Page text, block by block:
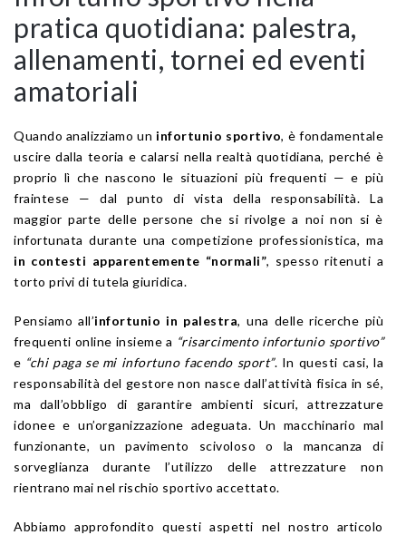
pratica quotidiana: palestra,
allenamenti, tornei ed eventi
amatoriali
Quando analizziamo un infortunio sportivo, è fondamentale
uscire dalla teoria e calarsi nella realtà quotidiana, perché è
proprio lì che nascono le situazioni più frequenti — e più
fraintese — dal punto di vista della responsabilità. La
maggior parte delle persone che si rivolge a noi non si è
infortunata durante una competizione professionistica, ma
in contesti apparentemente “normali”, spesso ritenuti a
torto privi di tutela giuridica.
Pensiamo all’infortunio in palestra, una delle ricerche più
frequenti online insieme a “risarcimento infortunio sportivo”
e “chi paga se mi infortuno facendo sport”. In questi casi, la
responsabilità del gestore non nasce dall’attività fisica in sé,
ma dall’obbligo di garantire ambienti sicuri, attrezzature
idonee e un’organizzazione adeguata. Un macchinario mal
funzionante, un pavimento scivoloso o la mancanza di
sorveglianza durante l’utilizzo delle attrezzature non
rientrano mai nel rischio sportivo accettato.
Abbiamo approfondito questi aspetti nel nostro articolo